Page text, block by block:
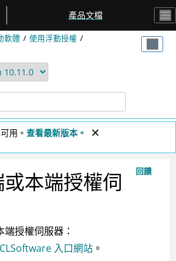
產品文檔
軟體
使用浮動授權
用。 查看最新版本。
回饋
本端授權伺
授權伺服器：
入口網站 。